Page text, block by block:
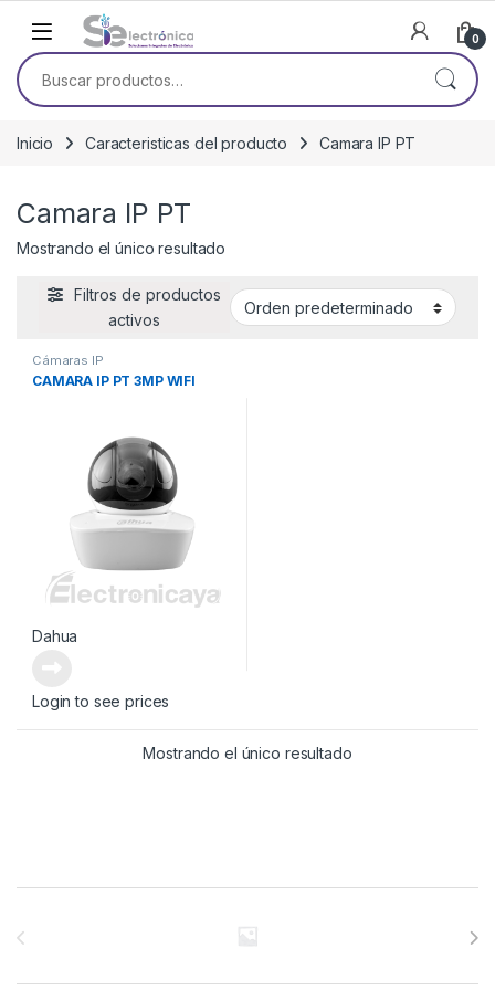
Skip to navigation
Skip to content
0
Buscar por:
Inicio Caracteristicas del producto Camara IP PT
Camara IP PT
Mostrando el único resultado
Filtros de productos
activos
Cámaras IP
CAMARA IP PT 3MP WIFI
Dahua
Login to see prices
Mostrando el único resultado